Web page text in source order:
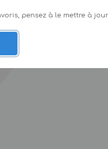
pensez à le mettre à